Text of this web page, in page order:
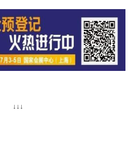
↓↓↓